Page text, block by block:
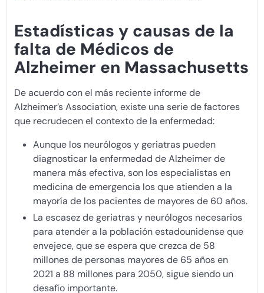
Estadísticas y causas de la
falta de Médicos de
Alzheimer en Massachusetts
De acuerdo con el más reciente informe de
Alzheimer’s Association, existe una serie de factores
que recrudecen el contexto de la enfermedad:
Aunque los neurólogos y geriatras pueden
diagnosticar la enfermedad de Alzheimer de
manera más efectiva, son los especialistas en
medicina de emergencia los que atienden a la
mayoría de los pacientes de mayores de 60 años.
La escasez de geriatras y neurólogos necesarios
para atender a la población estadounidense que
envejece, que se espera que crezca de 58
millones de personas mayores de 65 años en
2021 a 88 millones para 2050, sigue siendo un
desafío importante.